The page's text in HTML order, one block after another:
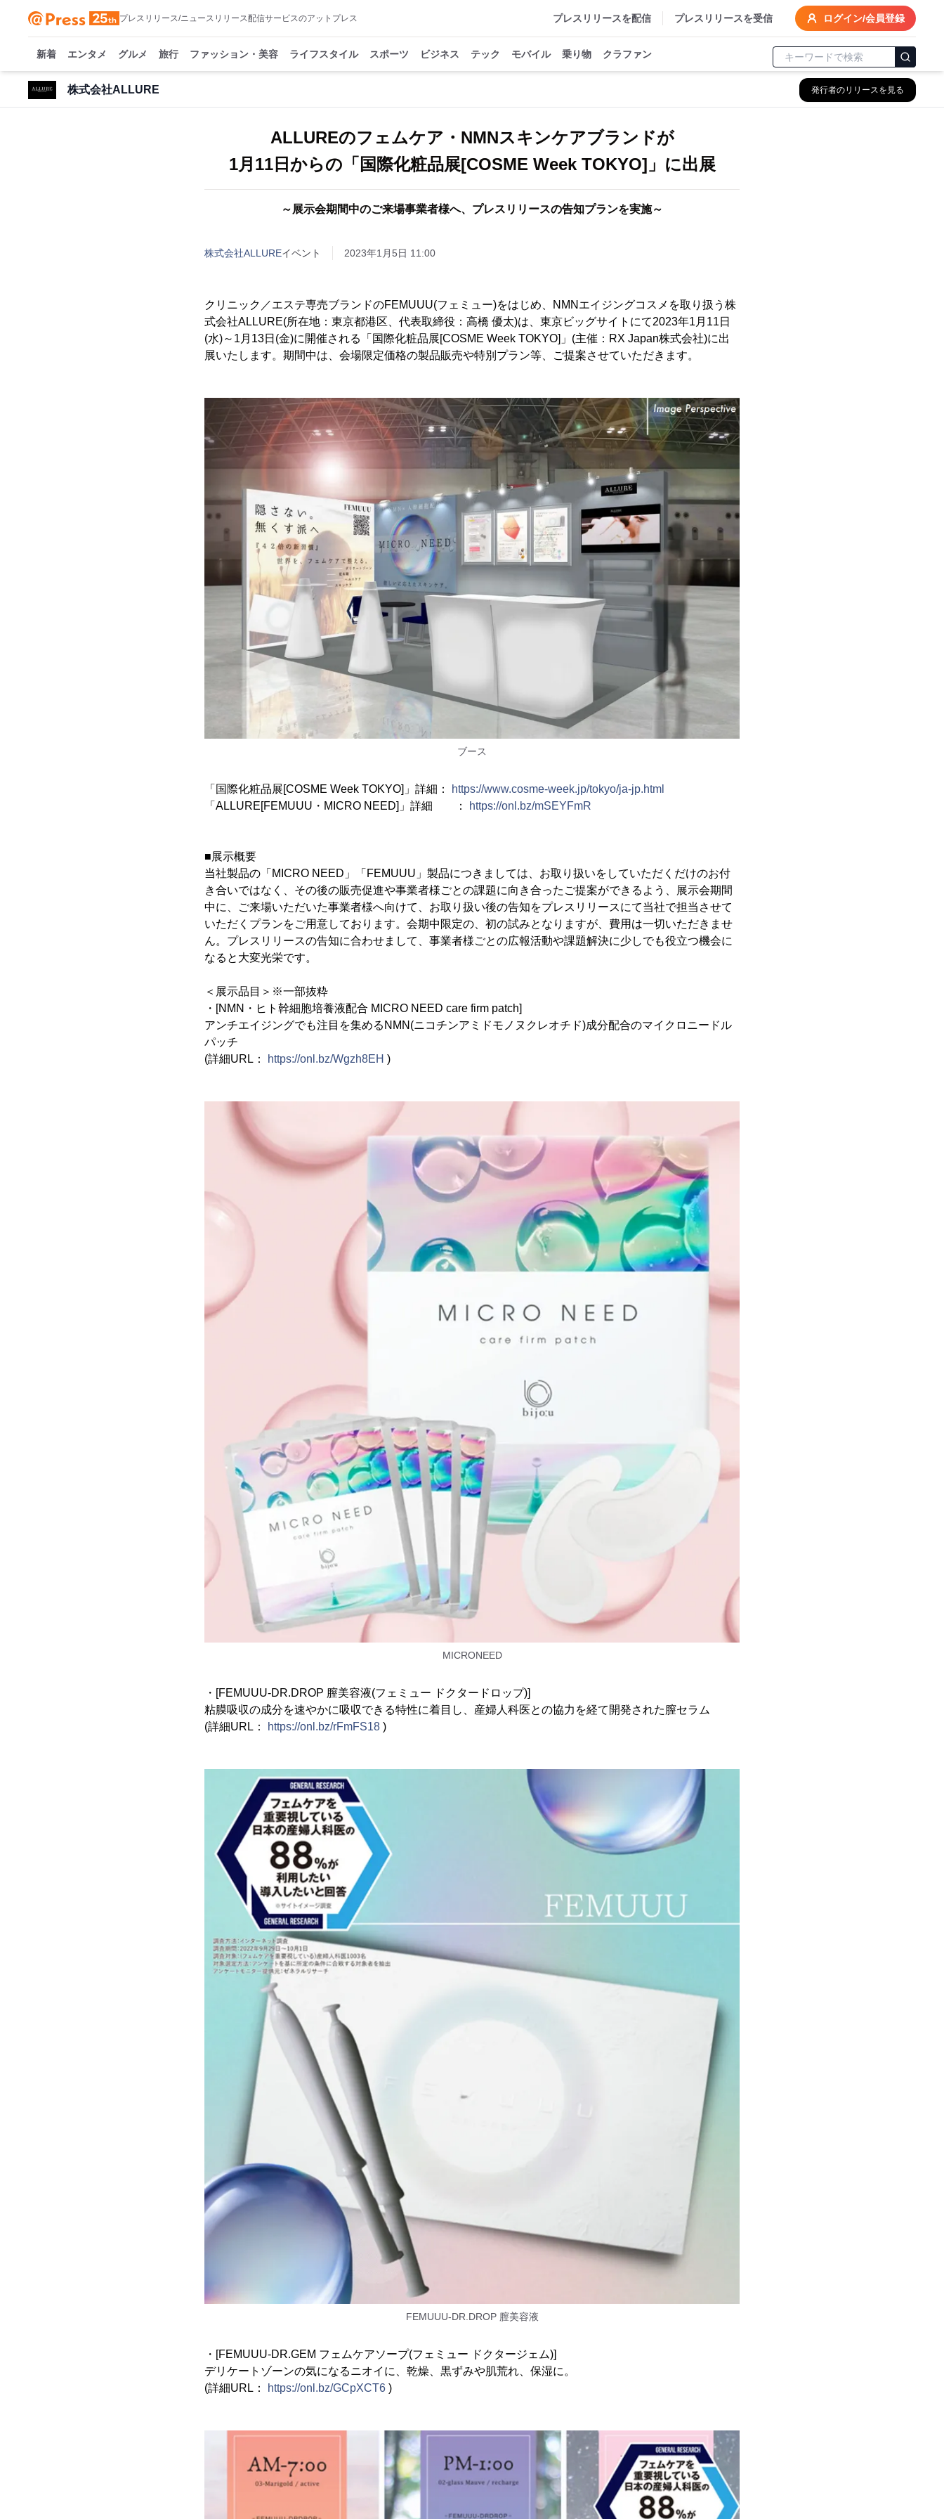
プレスリリース/ニュースリリース配信サービスのアットプレス プレスリリースを配信 プレスリリースを受信 ログイン/会員登録
新着 エンタメ グルメ 旅行 ファッション・美容 ライフスタイル スポーツ ビジネス テック モバイル 乗り物 クラファン
株式会社ALLURE 発行者のリリースを見る
ALLUREのフェムケア・NMNスキンケアブランドが
1月11日からの「国際化粧品展[COSME Week TOKYO]」に出展
～展示会期間中のご来場事業者様へ、プレスリリースの告知プランを実施～
株式会社ALLUREイベント 2023年1月5日 11:00
クリニック／エステ専売ブランドのFEMUUU(フェミュー)をはじめ、NMNエイジングコスメを取り扱う株
式会社ALLURE(所在地：東京都港区、代表取締役：高橋 優太)は、東京ビッグサイトにて2023年1月11日
(水)～1月13日(金)に開催される「国際化粧品展[COSME Week TOKYO]」(主催：RX Japan株式会社)に出
展いたします。期間中は、会場限定価格の製品販売や特別プラン等、ご提案させていただきます。
ブース
「国際化粧品展[COSME Week TOKYO]」詳細：
https://www.cosme-week.jp/tokyo/ja-jp.html
「ALLURE[FEMUUU・MICRO NEED]」詳細 ：
https://onl.bz/mSEYFmR
■展示概要
当社製品の「MICRO NEED」「FEMUUU」製品につきましては、お取り扱いをしていただくだけのお付
き合いではなく、その後の販売促進や事業者様ごとの課題に向き合ったご提案ができるよう、展示会期間
中に、ご来場いただいた事業者様へ向けて、お取り扱い後の告知をプレスリリースにて当社で担当させて
いただくプランをご用意しております。会期中限定の、初の試みとなりますが、費用は一切いただきませ
ん。プレスリリースの告知に合わせまして、事業者様ごとの広報活動や課題解決に少しでも役立つ機会に
なると大変光栄です。
＜展示品目＞※一部抜粋
・[NMN・ヒト幹細胞培養液配合 MICRO NEED care firm patch]
アンチエイジングでも注目を集めるNMN(ニコチンアミドモノヌクレオチド)成分配合のマイクロニードル
パッチ
(詳細URL：
https://onl.bz/Wgzh8EH )
MICRONEED
・[FEMUUU-DR.DROP 膣美容液(フェミュー ドクタードロップ)]
粘膜吸収の成分を速やかに吸収できる特性に着目し、産婦人科医との協力を経て開発された膣セラム
(詳細URL：
https://onl.bz/rFmFS18 )
FEMUUU-DR.DROP 膣美容液
・[FEMUUU-DR.GEM フェムケアソープ(フェミュー ドクタージェム)]
デリケートゾーンの気になるニオイに、乾燥、黒ずみや肌荒れ、保湿に。
(詳細URL：
https://onl.bz/GCpXCT6 )